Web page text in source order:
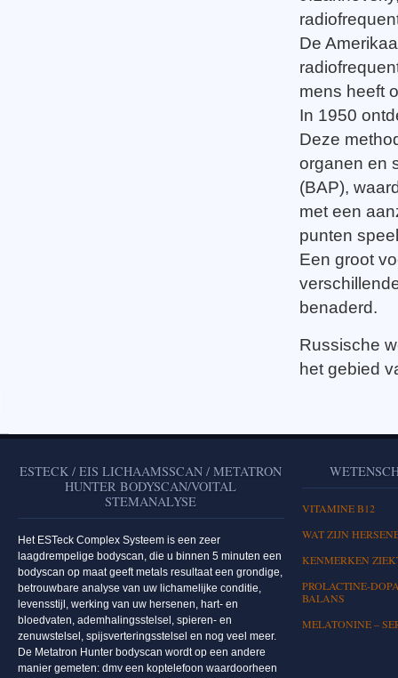
De
mens heeft
In 1950
Deze
organen en
(BAP),
met een
punten
Een groot
benaderd.
Russische
het gebied
ESTECK / EIS LICHAAMSSCAN / METATRON
HUNTER BODYSCAN/VOITAL
STEMANALYSE
Het ESTeck Complex Systeem is een zeer
laagdrempelige bodyscan, die u binnen 5 minuten een
bodyscan op maat geeft metals resultaat een grondige,
betrouwbare analyse van uw lichamelijke conditie,
levensstijl, werking van uw hersenen, hart- en
bloedvaten, ademhalingsstelsel, spieren- en
zenuwstelsel, spijsverteringsstelsel en nog veel meer.
De Metatron Hunter bodyscan wordt op een andere
manier gemeten: dmv een koptelefoon waardoorheen
VITAMINE B12
WAT ZIJN
KENMERKEN
PROLACTINE-
BALANS
MELATONINE –